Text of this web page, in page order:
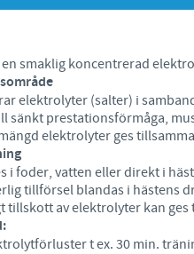
smaklig koncentrerad
elektrolyter (salter) i
sänkt prestationsförmåga,
elektrolyter ges
i foder, vatten eller direkt i
tillförsel blandas i hästens
tillskott av elektrolyter kan
t ex. 30 min.